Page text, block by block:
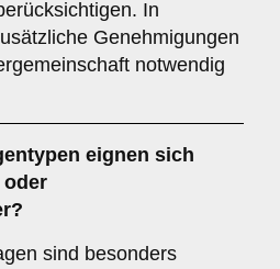
In
Genehmigungen
notwendig
eignen sich
oder
sind besonders